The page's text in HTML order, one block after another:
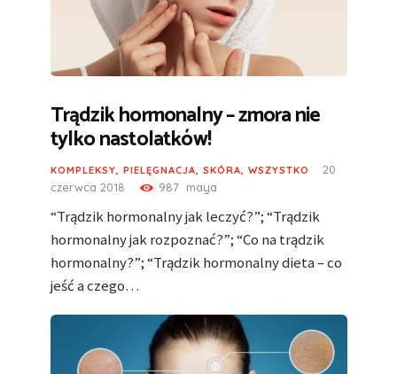
Trądzik hormonalny – zmora nie
tylko nastolatków!
KOMPLEKSY PIELĘGNACJA SKÓRA WSZYSTKO
20
czerwca 2018
987 maya
“Trądzik hormonalny jak leczyć?”; “Trądzik
hormonalny jak rozpoznać?”; “Co na trądzik
hormonalny?”; “Trądzik hormonalny dieta – co
jeść a czego…